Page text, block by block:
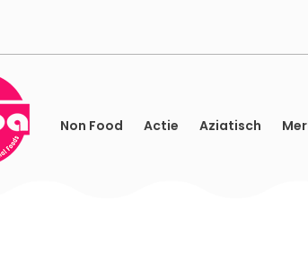
Non Food Actie Aziatisch